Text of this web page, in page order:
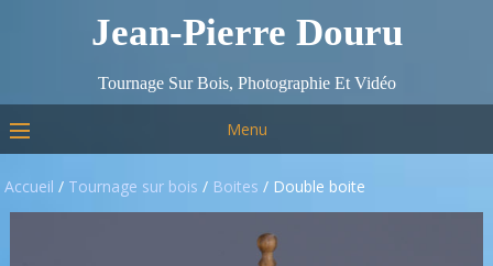
Jean-Pierre Douru
Tournage Sur Bois, Photographie Et Vidéo
Menu
Accueil / Tournage sur bois / Boites / Double boite